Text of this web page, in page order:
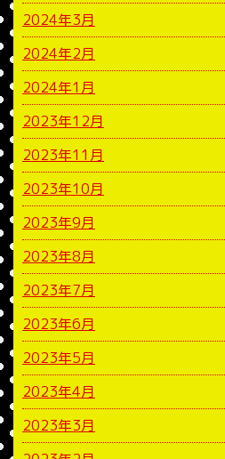
2024年3月
2024年2月
2024年1月
2023年12月
2023年11月
2023年10月
2023年9月
2023年8月
2023年7月
2023年6月
2023年5月
2023年4月
2023年3月